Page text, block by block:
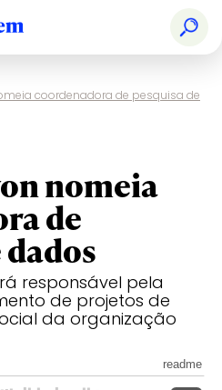
coordenadora de pesquisa de
nomeia
de
responsável pela
de projetos de
da organização
readme